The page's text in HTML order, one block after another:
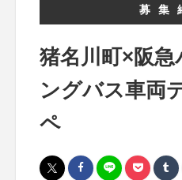
募集
猪名川町×阪
ングバス車両
ペ